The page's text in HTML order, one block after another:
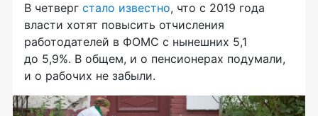
В четверг стало известно, что с 2019 года
власти хотят повысить отчисления
работодателей в ФОМС с нынешних 5,1
до 5,9%. В общем, и о пенсионерах подумали,
и о рабочих не забыли.